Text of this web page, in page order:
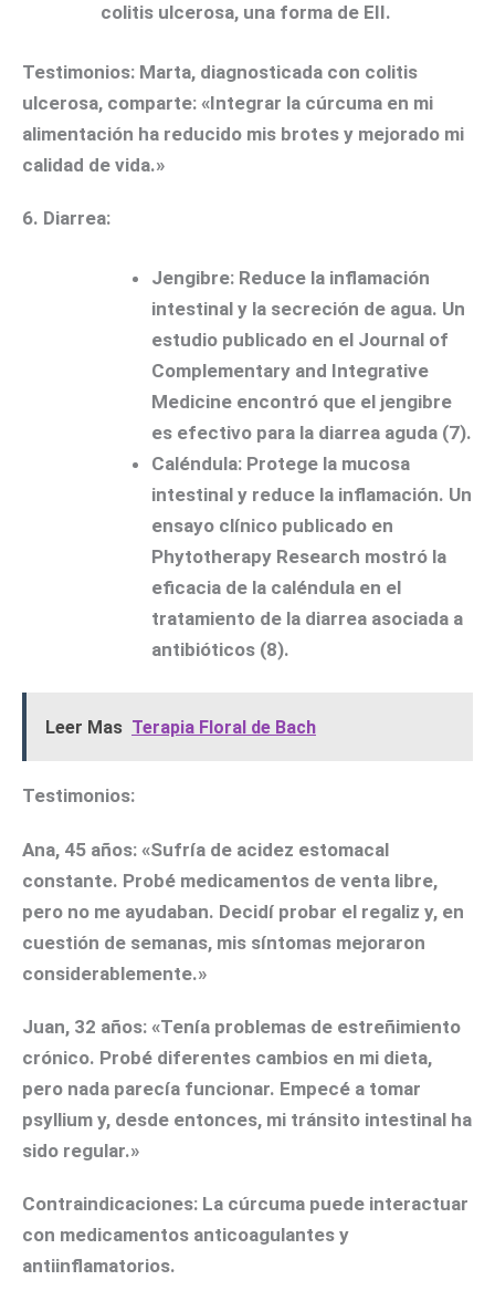
colitis ulcerosa, una forma de EII.
Testimonios: Marta, diagnosticada con colitis
ulcerosa, comparte: «Integrar la cúrcuma en mi
alimentación ha reducido mis brotes y mejorado mi
calidad de vida.»
6. Diarrea:
Jengibre:Reduce la inflamación
intestinal y la secreción de agua. Un
estudio publicado en el Journal of
Complementary and Integrative
Medicine encontró que el jengibre
es efectivo para la diarrea aguda (7).
Caléndula:Protege la mucosa
intestinal y reduce la inflamación. Un
ensayo clínico publicado en
Phytotherapy Research mostró la
eficacia de la caléndula en el
tratamiento de la diarrea asociada a
antibióticos (8).
Leer Mas Terapia Floral de Bach
Testimonios:
Ana, 45 años: «Sufría de acidez estomacal
constante. Probé medicamentos de venta libre,
pero no me ayudaban. Decidí probar el regaliz y, en
cuestión de semanas, mis síntomas mejoraron
considerablemente.»
Juan, 32 años: «Tenía problemas de estreñimiento
crónico. Probé diferentes cambios en mi dieta,
pero nada parecía funcionar. Empecé a tomar
psyllium y, desde entonces, mi tránsito intestinal ha
sido regular.»
Contraindicaciones: La cúrcuma puede interactuar
con medicamentos anticoagulantes y
antiinflamatorios.